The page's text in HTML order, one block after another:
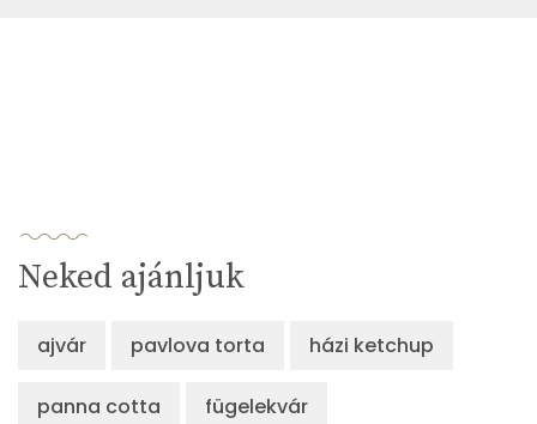
Neked ajánljuk
ajvár pavlova torta házi ketchup
panna cotta fügelekvár